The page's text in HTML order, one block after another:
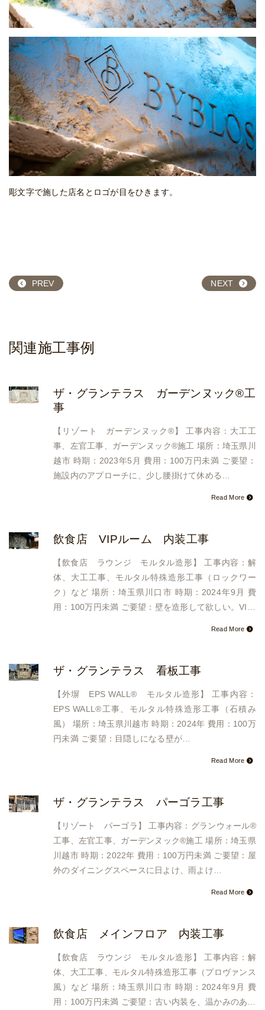
彫文字で施した店名とロゴが目をひきます。
PREV NEXT
関連施工事例
ザ・グランテラス ガーデンヌック®︎工
事
【リゾート ガーデンヌック®︎】 工事内容：大工工
事、左官工事、ガーデンヌック®︎施工 場所：埼玉県川
越市 時期：2023年5月 費用：100万円未満 ご要望：
施設内のアプローチに、少し腰掛けて休める…
Read More
飲食店 VIPルーム 内装工事
【飲食店 ラウンジ モルタル造形】 工事内容：解
体、大工工事、モルタル特殊造形工事（ロックワー
ク）など 場所：埼玉県川口市 時期：2024年9月 費
用：100万円未満 ご要望：壁を造形して欲しい。VI…
Read More
ザ・グランテラス 看板工事
【外塀 EPS WALL®︎ モルタル造形】 工事内容：
EPS WALL®︎工事、モルタル特殊造形工事（石積み
風） 場所：埼玉県川越市 時期：2024年 費用：100万
円未満 ご要望：目隠しになる壁が…
Read More
ザ・グランテラス パーゴラ工事
【リゾート パーゴラ】 工事内容：グランウォール®︎
工事、左官工事、ガーデンヌック®︎施工 場所：埼玉県
川越市 時期：2022年 費用：100万円未満 ご要望：屋
外のダイニングスペースに日よけ、雨よけ…
Read More
飲食店 メインフロア 内装工事
【飲食店 ラウンジ モルタル造形】 工事内容：解
体、大工工事、モルタル特殊造形工事（プロヴァンス
風）など 場所：埼玉県川口市 時期：2024年9月 費
用：100万円未満 ご要望：古い内装を、温かみのあ…